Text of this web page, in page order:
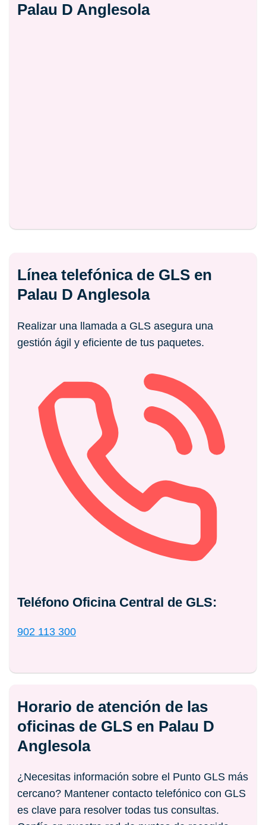
Palau D Anglesola
Línea telefónica de GLS en
Palau D Anglesola
Realizar una llamada a GLS asegura una
gestión ágil y eficiente de tus paquetes.
Teléfono Oficina Central de GLS:
902 113 300
Horario de atención de las
oficinas de GLS en Palau D
Anglesola
¿Necesitas información sobre el Punto GLS más
cercano? Mantener contacto telefónico con GLS
es clave para resolver todas tus consultas.